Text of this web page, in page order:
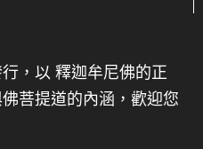
，以 釋迦牟尼佛的正
菩提道的內涵，歡迎您